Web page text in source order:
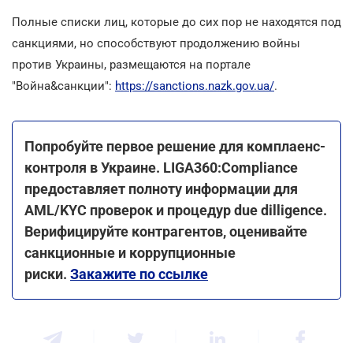
Полные списки лиц, которые до сих пор не находятся под
санкциями, но способствуют продолжению войны
против Украины, размещаются на портале
"Война&санкции": https://sanctions.nazk.gov.ua/.
Попробуйте первое решение для комплаенс-
контроля в Украине. LIGA360:Compliance
предоставляет полноту информации для
AML/KYC проверок и процедур due dilligence.
Верифицируйте контрагентов, оценивайте
санкционные и коррупционные
риски. Закажите по ссылке